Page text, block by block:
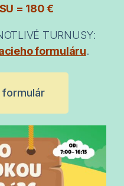
= 180 €
TURNUSY:
formuláru.
formulár